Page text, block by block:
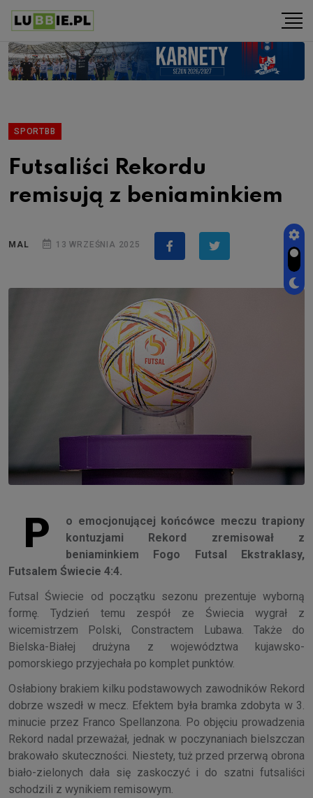
SPORTBB
Futsaliści Rekordu
remisują z beniaminkiem
MAL 13 WRZEŚNIA 2025
P
o emocjonującej końcówce meczu trapiony
kontuzjami Rekord zremisował z
beniaminkiem Fogo Futsal Ekstraklasy,
Futsalem Świecie 4:4.
Futsal Świecie od początku sezonu prezentuje wyborną
formę. Tydzień temu zespół ze Świecia wygrał z
wicemistrzem Polski, Constractem Lubawa. Także do
Bielska-Białej drużyna z województwa kujawsko-
pomorskiego przyjechała po komplet punktów.
Osłabiony brakiem kilku podstawowych zawodników Rekord
dobrze wszedł w mecz. Efektem była bramka zdobyta w 3.
minucie przez Franco Spellanzona. Po objęciu prowadzenia
Rekord nadal przeważał, jednak w poczynaniach bielszczan
brakowało skuteczności. Niestety, tuż przed przerwą obrona
biało-zielonych dała się zaskoczyć i do szatni futsaliści
schodzili z wynikiem remisowym.